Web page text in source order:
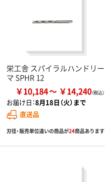
栄工舎 スパイラルハンドリー
マ SPHR 12
￥10,184 ￥14,240
お届け日：8月18日（火）まで
直送品
刃径・販売単位違いの商品が24商品あります